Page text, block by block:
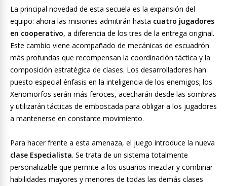
La principal novedad de esta secuela es la expansión del
equipo: ahora las misiones admitirán hasta cuatro jugadores
en cooperativo, a diferencia de los tres de la entrega original.
Este cambio viene acompañado de mecánicas de escuadrón
más profundas que recompensan la coordinación táctica y la
composición estratégica de clases. Los desarrolladores han
puesto especial énfasis en la inteligencia de los enemigos; los
Xenomorfos serán más feroces, acecharán desde las sombras
y utilizarán tácticas de emboscada para obligar a los jugadores
a mantenerse en constante movimiento.
Para hacer frente a esta amenaza, el juego introduce la nueva
clase Especialista. Se trata de un sistema totalmente
personalizable que permite a los usuarios mezclar y combinar
habilidades mayores y menores de todas las demás clases